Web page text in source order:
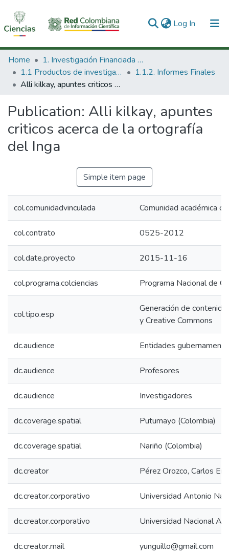
Log In (current)
Communities & Collections
All of DSpace
Home
1. Investigación Financiada con Recursos Públicos
1.1 Productos de investigación
1.1.2. Informes Finales
Alli kilkay, apuntes criticos acerca de la ortografía del Inga
Publication: Alli kilkay, apuntes
criticos acerca de la ortografía
del Inga
Simple item page
col.comunidadvinculada Comunidad académica
col.contrato 0525-2012
col.date.proyecto 2015-11-16
col.programa.colciencias Programa Nacional de
col.tipo.esp
Generación de
y Creative Commons
dc.audience Entidades
dc.audience Profesores
dc.audience Investigadores
dc.coverage.spatial Putumayo (Colombia)
dc.coverage.spatial Nariño (Colombia)
dc.creator Pérez Orozco, Carlos
dc.creator.corporativo Universidad Antonio
dc.creator.corporativo Universidad Nacional
dc.creator.mail yunguillo@gmail.com